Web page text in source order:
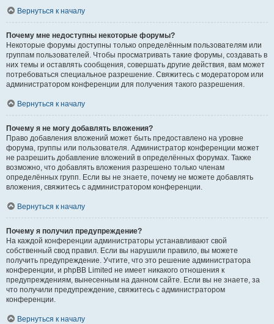
Вернуться к началу
Почему мне недоступны некоторые форумы?
Некоторые форумы доступны только определённым пользователям или
группам пользователей. Чтобы просматривать такие форумы, создавать в
них темы и оставлять сообщения, совершать другие действия, вам может
потребоваться специальное разрешение. Свяжитесь с модератором или
администратором конференции для получения такого разрешения.
Вернуться к началу
Почему я не могу добавлять вложения?
Право добавления вложений может быть предоставлено на уровне
форума, группы или пользователя. Администратор конференции может
не разрешить добавление вложений в определённых форумах. Также
возможно, что добавлять вложения разрешено только членам
определённых групп. Если вы не знаете, почему не можете добавлять
вложения, свяжитесь с администратором конференции.
Вернуться к началу
Почему я получил предупреждение?
На каждой конференции администраторы устанавливают свой
собственный свод правил. Если вы нарушили правило, вы можете
получить предупреждение. Учтите, что это решение администратора
конференции, и phpBB Limited не имеет никакого отношения к
предупреждениям, вынесенным на данном сайте. Если вы не знаете, за
что получили предупреждение, свяжитесь с администратором
конференции.
Вернуться к началу